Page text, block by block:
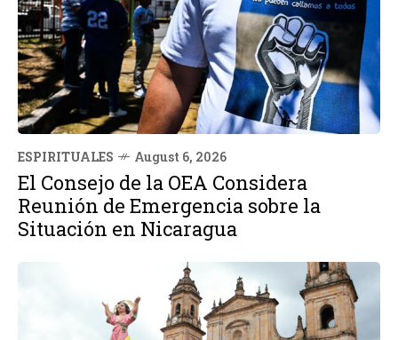
ESPIRITUALES August 6, 2026
El Consejo de la OEA Considera
Reunión de Emergencia sobre la
Situación en Nicaragua